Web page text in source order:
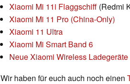
Xiaomi Mi 11i Flaggschiff (Redmi
Xiaomi Mi 11 Pro (China-Only)
Xiaomi 11 Ultra
Xiaomi Mi Smart Band 6
Neue Xiaomi Wireless Ladegeräte
Wir haben für euch auch noch einen